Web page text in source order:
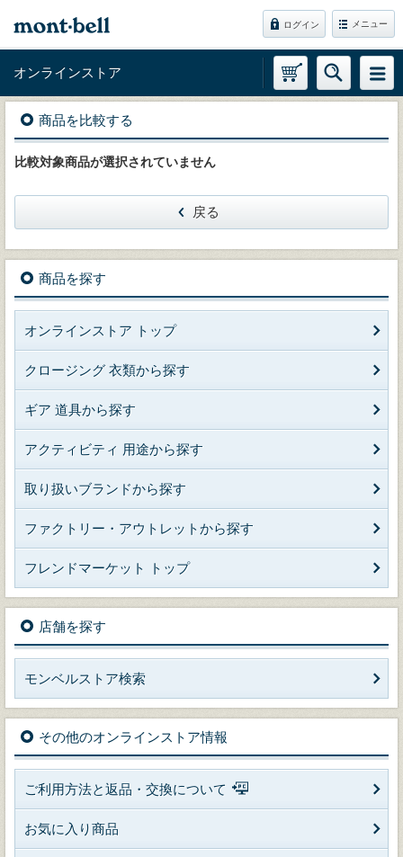
ログイン メニュー
オンラインストア
商品を比較する
比較対象商品が選択されていません
戻る
商品を探す
オンラインストア トップ
クロージング 衣類から探す
ギア 道具から探す
アクティビティ 用途から探す
取り扱いブランドから探す
ファクトリー・アウトレットから探す
フレンドマーケット トップ
店舗を探す
モンベルストア検索
その他のオンラインストア情報
ご利用方法と返品・交換について
お気に入り商品